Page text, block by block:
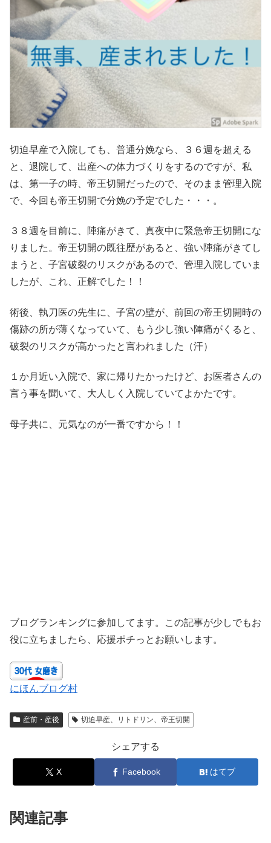
切迫早産で入院しても、普通分娩なら、３６週を超える
と、退院して、出産への体力づくりをするのですが、私
は、第一子の時、帝王切開だったので、そのまま管理入院
で、今回も帝王切開で分娩の予定でした・・・。
３８週を目前に、陣痛がきて、真夜中に緊急帝王切開にな
りました。帝王切開の既往歴があると、強い陣痛がきてし
まうと、子宮破裂のリスクがあるので、管理入院していま
したが、これ、正解でした！！
術後、執刀医の先生に、子宮の壁が、前回の帝王切開時の
傷跡の所が薄くなっていて、もう少し強い陣痛がくると、
破裂のリスクが高かったと言われました（汗）
１か月近い入院で、家に帰りたかったけど、お医者さんの
言う事を聞いて、大人しく入院していてよかたです。
母子共に、元気なのが一番ですから！！
ブログランキングに参加してます。この記事が少しでもお
役に立ちましたら、応援ポチっとお願いします。
にほんブログ村
産前・産後 切迫早産、リトドリン、帝王切開
シェアする
X Facebook はてブ
関連記事